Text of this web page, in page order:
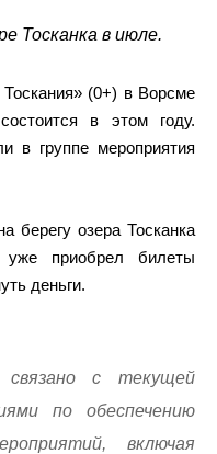
Тосканка в июле.
(0+) в Ворсме
в этом году.
в группе мероприятия
берегу озера Тосканка
приобрел билеты
деньги.
с текущей
по обеспечению
включая